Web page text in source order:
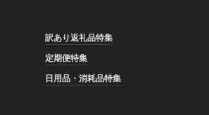
訳あり返礼品特集
定期便特集
日用品・消耗品特集